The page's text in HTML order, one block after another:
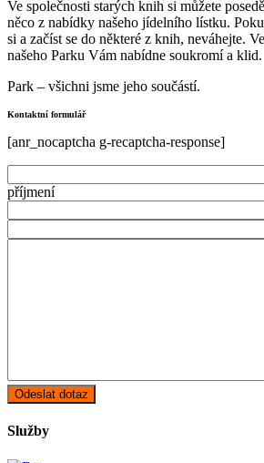
Ve společnosti starých knih si můžete
něco z nabídky našeho jídelního lístku.
si a začíst se do některé z knih, neváhejte.
našeho Parku Vám nabídne soukromí a klid.
Park – všichni jsme jeho součástí.
Kontaktní formulář
[anr_nocaptcha g-recaptcha-response]
příjmení
Služby